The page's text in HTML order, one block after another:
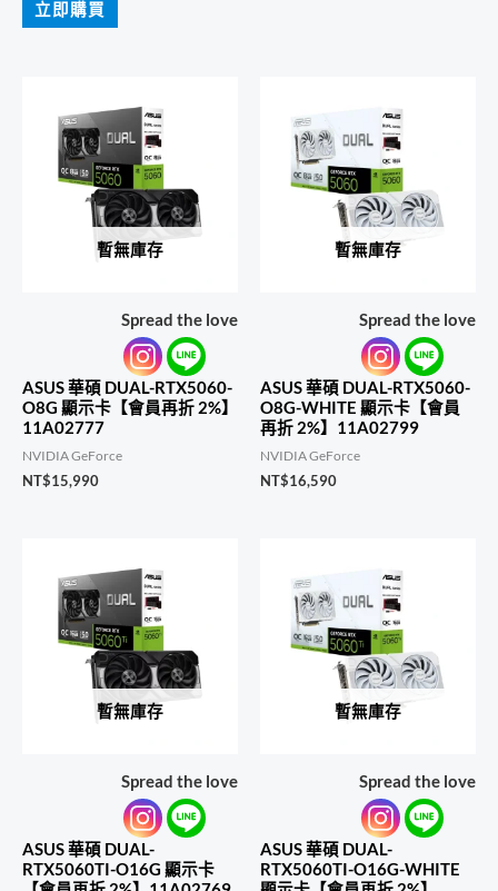
格：
立即購買
暫無庫存
Spread the love
ASUS 華碩 DUAL-RTX5060-
O8G 顯示卡【會員再折 2%】
11A02777
NVIDIA GeForce
NT$15,990
暫無庫存
Spread the love
ASUS 華碩 DUAL-RTX5060-
O8G-WHITE 顯示卡【會員
再折 2%】11A02799
NVIDIA GeForce
NT$16,590
暫無庫存
Spread the love
ASUS 華碩 DUAL-
RTX5060TI-O16G 顯示卡
暫無庫存
Spread the love
ASUS 華碩 DUAL-
RTX5060TI-O16G-WHITE